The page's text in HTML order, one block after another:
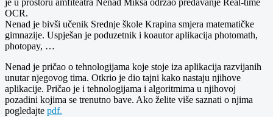
je u prostoru amfiteatra Nenad Mikša održao predavanje Real-time
OCR.
Nenad je bivši učenik Srednje škole Krapina smjera matematičke
gimnazije. Uspješan je poduzetnik i koautor aplikacija photomath,
photopay, …
Nenad je pričao o tehnologijama koje stoje iza aplikacija razvijanih
unutar njegovog tima. Otkrio je dio tajni kako nastaju njihove
aplikacije. Pričao je i tehnologijama i algoritmima u njihovoj
pozadini kojima se trenutno bave. Ako želite više saznati o njima
pogledajte pdf.